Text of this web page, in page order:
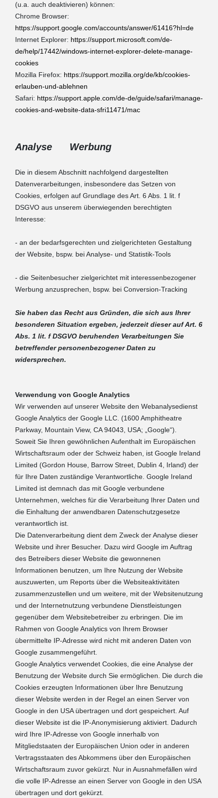
(u.a. auch deaktivieren) können:
Chrome Browser:
https://support.google.com/accounts/answer/61416?hl=de
Internet Explorer: https://support.microsoft.com/de-
de/help/17442/windows-internet-explorer-delete-manage-
cookies
Mozilla Firefox: https://support.mozilla.org/de/kb/cookies-
erlauben-und-ablehnen
Safari: https://support.apple.com/de-de/guide/safari/manage-
cookies-and-website-data-sfri11471/mac
Analyse Werbung
Die in diesem Abschnitt nachfolgend dargestellten
Datenverarbeitungen, insbesondere das Setzen von
Cookies, erfolgen auf Grundlage des Art. 6 Abs. 1 lit. f
DSGVO aus unserem überwiegenden berechtigten
Interesse:
- an der bedarfsgerechten und zielgerichteten Gestaltung
der Website, bspw. bei Analyse- und Statistik-Tools
- die Seitenbesucher zielgerichtet mit interessenbezogener
Werbung anzusprechen, bspw. bei Conversion-Tracking
Sie haben das Recht aus Gründen, die sich aus Ihrer
besonderen Situation ergeben, jederzeit dieser auf Art. 6
Abs. 1 lit. f DSGVO beruhenden Verarbeitungen Sie
betreffender personenbezogener Daten zu
widersprechen.
Verwendung von Google Analytics
Wir verwenden auf unserer Website den Webanalysedienst
Google Analytics der Google LLC. (1600 Amphitheatre
Parkway, Mountain View, CA 94043, USA; „Google“).
Soweit Sie Ihren gewöhnlichen Aufenthalt im Europäischen
Wirtschaftsraum oder der Schweiz haben, ist Google Ireland
Limited (Gordon House, Barrow Street, Dublin 4, Irland) der
für Ihre Daten zuständige Verantwortliche. Google Ireland
Limited ist demnach das mit Google verbundene
Unternehmen, welches für die Verarbeitung Ihrer Daten und
die Einhaltung der anwendbaren Datenschutzgesetze
verantwortlich ist.
Die Datenverarbeitung dient dem Zweck der Analyse dieser
Website und ihrer Besucher. Dazu wird Google im Auftrag
des Betreibers dieser Website die gewonnenen
Informationen benutzen, um Ihre Nutzung der Website
auszuwerten, um Reports über die Websiteaktivitäten
zusammenzustellen und um weitere, mit der Websitenutzung
und der Internetnutzung verbundene Dienstleistungen
gegenüber dem Websitebetreiber zu erbringen. Die im
Rahmen von Google Analytics von Ihrem Browser
übermittelte IP-Adresse wird nicht mit anderen Daten von
Google zusammengeführt.
Google Analytics verwendet Cookies, die eine Analyse der
Benutzung der Website durch Sie ermöglichen. Die durch die
Cookies erzeugten Informationen über Ihre Benutzung
dieser Website werden in der Regel an einen Server von
Google in den USA übertragen und dort gespeichert. Auf
dieser Website ist die IP-Anonymisierung aktiviert. Dadurch
wird Ihre IP-Adresse von Google innerhalb von
Mitgliedstaaten der Europäischen Union oder in anderen
Vertragsstaaten des Abkommens über den Europäischen
Wirtschaftsraum zuvor gekürzt. Nur in Ausnahmefällen wird
die volle IP-Adresse an einen Server von Google in den USA
übertragen und dort gekürzt.